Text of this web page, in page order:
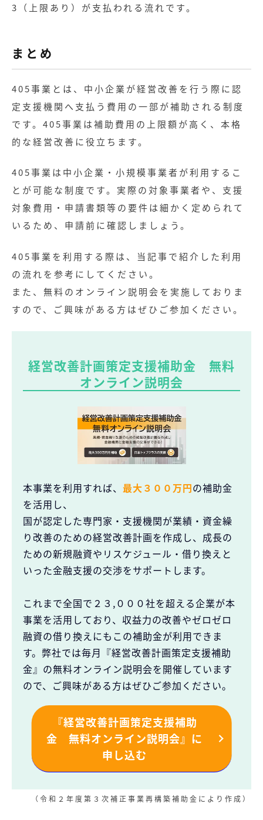
3（上限あり）が支払われる流れです。
まとめ
405事業とは、中小企業が経営改善を行う際に認
定支援機関へ支払う費用の一部が補助される制度
です。405事業は補助費用の上限額が高く、本格
的な経営改善に役立ちます。
405事業は中小企業・小規模事業者が利用するこ
とが可能な制度です。実際の対象事業者や、支援
対象費用・申請書類等の要件は細かく定められて
いるため、申請前に確認しましょう。
405事業を利用する際は、当記事で紹介した利用
の流れを参考にしてください。
また、無料のオンライン説明会を実施しておりま
すので、ご興味がある方はぜひご参加ください。
経営改善計画策定支援補助金 無料
オンライン説明会
本事業を利用すれば、 最大３００万円の補助金
を活用し、
国が認定した専門家・支援機関が業績・資金繰
り改善のための経営改善計画を作成し、成長の
ための新規融資やリスケジュール・借り換えと
いった金融支援の交渉をサポートします。
これまで全国で２３,０００社を超える企業が本
事業を活用しており、収益力の改善やゼロゼロ
融資の借り換えにもこの補助金が利用できま
す。弊社では毎月『経営改善計画策定支援補助
金』の無料オンライン説明会を開催しています
ので、ご興味がある方はぜひご参加ください。
『経営改善計画策定支援補助
金 無料オンライン説明会』に
申し込む
（令和２年度第３次補正事業再構築補助金により作成）